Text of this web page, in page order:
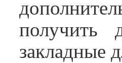
получить
закладные